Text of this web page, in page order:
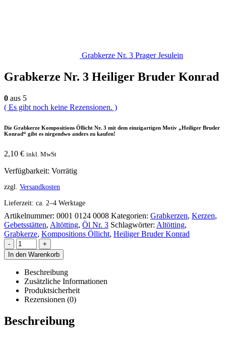
Grabkerze Nr. 3 Prager Jesulein
Grabkerze Nr. 3 Heiliger Bruder Konrad
0 aus 5
( Es gibt noch keine Rezensionen. )
Die Grabkerze Kompositions Öllicht Nr. 3 mit dem einzigartigen Motiv „Heiliger Bruder
Konrad“ gibt es nirgendwo anders zu kaufen!
2,10 € inkl. MwSt
Verfügbarkeit: Vorrätig
zzgl. Versandkosten
Lieferzeit: ca. 2–4 Werktage
Artikelnummer: 0001 0124 0008 Kategorien: Grabkerzen, Kerzen,
Gebetsstätten, Altötting, Öl Nr. 3 Schlagwörter: Altötting,
Grabkerze, Kompositions Öllicht, Heiliger Bruder Konrad
-
+
In den Warenkorb
Beschreibung
Zusätzliche Informationen
Produktsicherheit
Rezensionen (0)
Beschreibung